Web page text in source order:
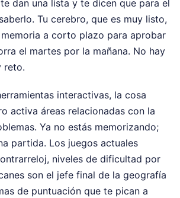
dan una lista y te dicen que para el
Tu cerebro, que es muy listo,
a corto plazo para aprobar
el martes por la mañana. No hay
reto.
interactivas, la cosa
activa áreas relacionadas con la
Ya no estás memorizando;
partida. Los juegos actuales
niveles de dificultad por
son el jefe final de la geografía
de puntuación que te pican a